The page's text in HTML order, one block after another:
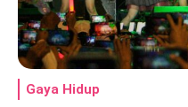
Gaya Hidup